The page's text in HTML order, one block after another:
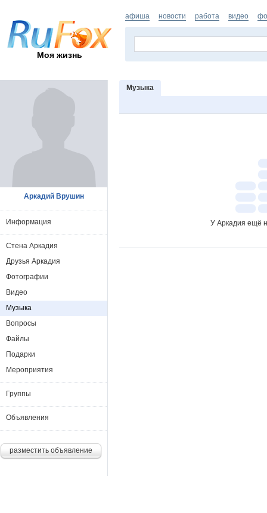
Моя жизнь
афиша новости работа видео
Музыка
У Аркадия ещё
Аркадий Врушин
Информация
Стена Аркадия
Друзья Аркадия
Фотографии
Видео
Музыка
Вопросы
Файлы
Подарки
Мероприятия
Группы
Объявления
разместить объявление